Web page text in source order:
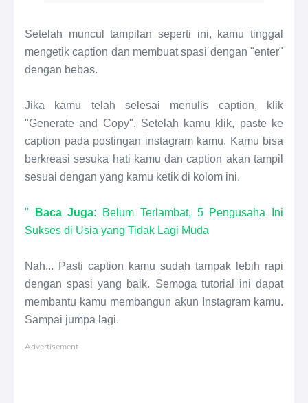
Setelah muncul tampilan seperti ini, kamu tinggal
mengetik caption dan membuat spasi dengan "enter"
dengan bebas.
Jika kamu telah selesai menulis caption, klik
"Generate and Copy". Setelah kamu klik, paste ke
caption pada postingan instagram kamu. Kamu bisa
berkreasi sesuka hati kamu dan caption akan tampil
sesuai dengan yang kamu ketik di kolom ini.
" Baca Juga: Belum Terlambat, 5 Pengusaha Ini
Sukses di Usia yang Tidak Lagi Muda
Nah... Pasti caption kamu sudah tampak lebih rapi
dengan spasi yang baik. Semoga tutorial ini dapat
membantu kamu membangun akun Instagram kamu.
Sampai jumpa lagi.
Advertisement